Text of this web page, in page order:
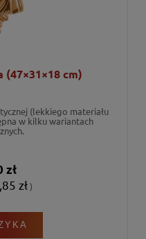
(47×31×18 cm)
(lekkiego materiału
w kilku wariantach
zł
zł)